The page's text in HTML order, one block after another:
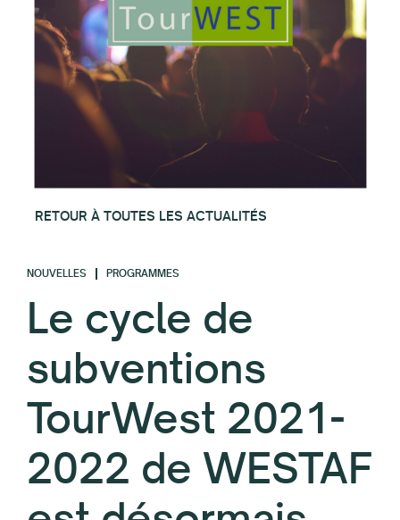
RETOUR À TOUTES LES ACTUALITÉS
NOUVELLES PROGRAMMES
Le cycle de
subventions
TourWest 2021-
2022 de WESTAF